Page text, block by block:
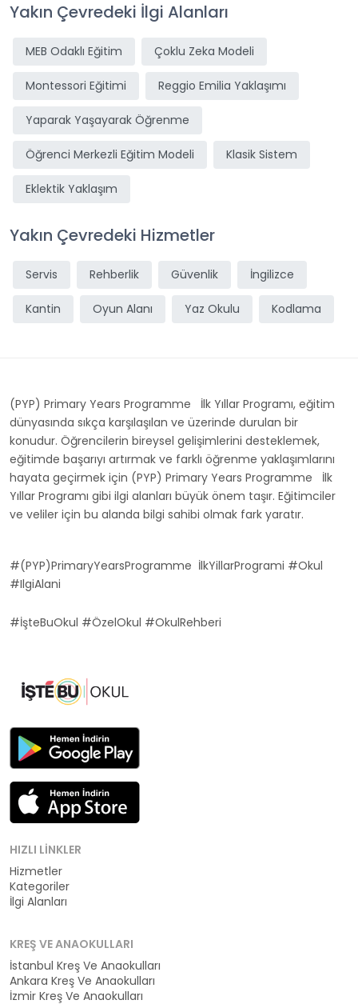
Yakın Çevredeki İlgi Alanları
MEB Odaklı Eğitim Çoklu Zeka Modeli
Montessori Eğitimi Reggio Emilia Yaklaşımı
Yaparak Yaşayarak Öğrenme
Öğrenci Merkezli Eğitim Modeli Klasik Sistem
Eklektik Yaklaşım
Yakın Çevredeki Hizmetler
Servis Rehberlik Güvenlik İngilizce
Kantin Oyun Alanı Yaz Okulu Kodlama
(PYP) Primary Years Programme İlk Yıllar Programı, eğitim
dünyasında sıkça karşılaşılan ve üzerinde durulan bir
konudur. Öğrencilerin bireysel gelişimlerini desteklemek,
eğitimde başarıyı artırmak ve farklı öğrenme yaklaşımlarını
hayata geçirmek için (PYP) Primary Years Programme İlk
Yıllar Programı gibi ilgi alanları büyük önem taşır. Eğitimciler
ve veliler için bu alanda bilgi sahibi olmak fark yaratır.
#(PYP)PrimaryYearsProgramme İlkYillarProgrami #Okul
#IlgiAlani
#İşteBuOkul #ÖzelOkul #OkulRehberi
HIZLI LINKLER
Hizmetler
Kategoriler
İlgi Alanları
KREŞ VE ANAOKULLARI
İstanbul Kreş Ve Anaokulları
Ankara Kreş Ve Anaokulları
İzmir Kreş Ve Anaokulları